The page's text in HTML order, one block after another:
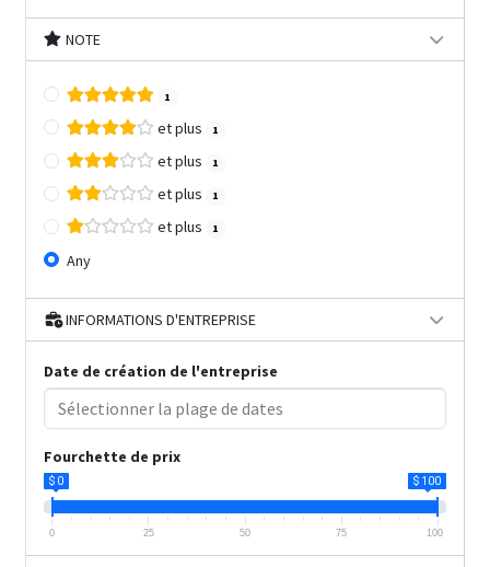
NOTE
1
et plus 1
et plus 1
et plus 1
et plus 1
Any
INFORMATIONS D'ENTREPRISE
Date de création de l'entreprise
Fourchette de prix
$ 0 $ 100
0 25 50 75 100